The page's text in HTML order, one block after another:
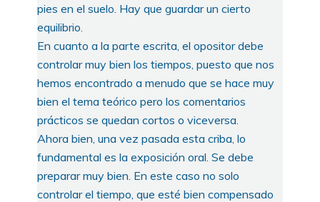
pies en el suelo. Hay que guardar un cierto
equilibrio.
En cuanto a la parte escrita, el opositor debe
controlar muy bien los tiempos, puesto que nos
hemos encontrado a menudo que se hace muy
bien el tema teórico pero los comentarios
prácticos se quedan cortos o viceversa.
Ahora bien, una vez pasada esta criba, lo
fundamental es la exposición oral. Se debe
preparar muy bien. En este caso no solo
controlar el tiempo, que esté bien compensado